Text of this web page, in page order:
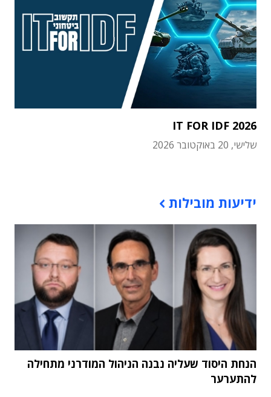
IT FOR IDF 2026
שלישי, 20 באוקטובר 2026
ידיעות מובילות
הנחת היסוד שעליה נבנה הניהול המודרני מתחילה
להתערער